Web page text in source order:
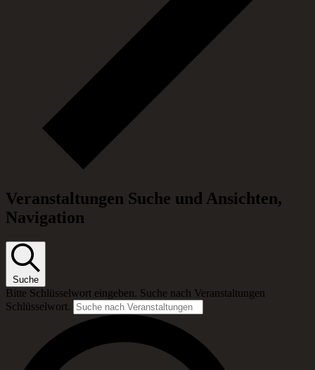
Veranstaltungen Suche und Ansichten,
Navigation
Suche
Bitte Schlüsselwort eingeben. Suche nach Veranstaltungen
Schlüsselwort.